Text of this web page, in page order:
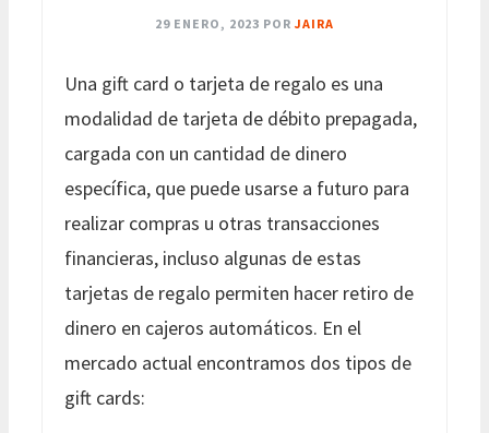
29 ENERO, 2023 POR JAIRA
Una gift card o tarjeta de regalo es una
modalidad de tarjeta de débito prepagada,
cargada con un cantidad de dinero
específica, que puede usarse a futuro para
realizar compras u otras transacciones
financieras, incluso algunas de estas
tarjetas de regalo permiten hacer retiro de
dinero en cajeros automáticos. En el
mercado actual encontramos dos tipos de
gift cards: